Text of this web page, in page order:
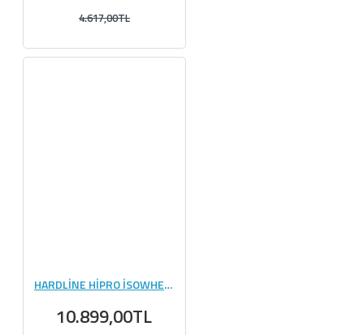
4.617,00TL
HARDLİNE HİPRO İSOWHEY 1800 GR
10.899,00TL